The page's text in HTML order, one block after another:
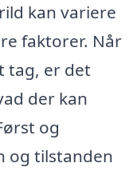
kan variere
faktorer. Når
tag, er det
der kan
og
og tilstanden